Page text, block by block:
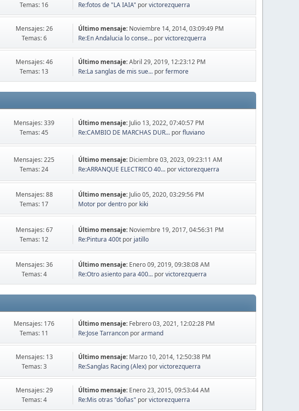
Temas: 16
Re:fotos de "LA IAIA" porvictorezquerra
Mensajes: 26
Temas: 6
Último mensaje: Noviembre 14, 2014, 03:09:49 PM
Re:En Andalucia lo conse... porvictorezquerra
Mensajes: 46
Temas: 13
Último mensaje:Abril 29, 2019, 12:23:12 PM
Re:La sanglas de mis sue... porfermore
Mensajes: 339
Temas: 45
Último mensaje: Julio 13, 2022, 07:40:57 PM
Re:CAMBIO DE MARCHAS DUR... porfluviano
Mensajes: 225
Temas: 24
Último mensaje: Diciembre 03, 2023, 09:23:11 AM
Re:ARRANQUE ELECTRICO 40... porvictorezquerra
Mensajes: 88
Temas: 17
Último mensaje: Julio 05, 2020, 03:29:56 PM
Motor por dentro por kiki
Mensajes: 67
Temas: 12
Último mensaje: Noviembre 19, 2017, 04:56:31 PM
Re:Pintura 400t por jatillo
Mensajes: 36
Temas: 4
Último mensaje: Enero 09, 2019, 09:38:08 AM
Re:Otro asiento para 400... porvictorezquerra
Mensajes: 176
Temas: 11
Último mensaje: Febrero 03, 2021, 12:02:28 PM
Re:Jose Tarrancon porarmand
Mensajes: 13
Temas: 3
Último mensaje: Marzo 10, 2014, 12:50:38 PM
Re:Sanglas Racing (Alex) porvictorezquerra
Mensajes: 29
Temas: 4
Último mensaje: Enero 23, 2015, 09:53:44 AM
Re:Mis otras "doñas" porvictorezquerra